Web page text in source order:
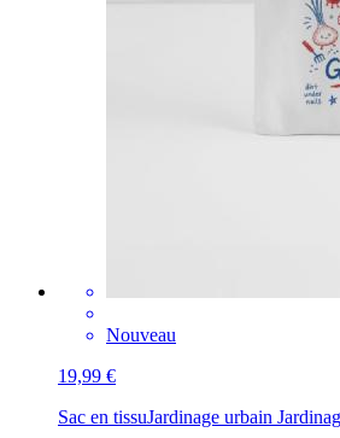
Nouveau
19,99 €
Sac en tissuJardinage urbain